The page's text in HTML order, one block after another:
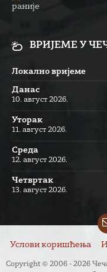
раније
ВРИЈЕМЕ У
Локално вријеме
Данас
10. август 2026.
Уторак
11. август 2026.
Cреда
12. август 2026.
Четвртак
13. август 2026.
Услови коришћења
Copyright © 2006 - 2026